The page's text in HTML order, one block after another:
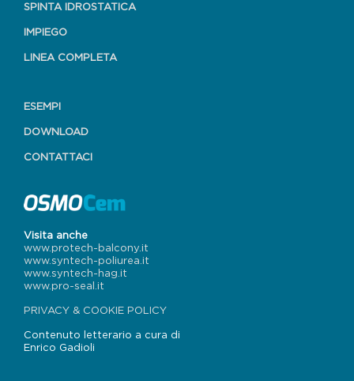
SPINTA IDROSTATICA
IMPIEGO
LINEA COMPLETA
ESEMPI
DOWNLOAD
CONTATTACI
Visita anche
www.protech-balcony.it
www.syntech-poliurea.it
www.syntech-hag.it
www.pro-seal.it
PRIVACY & COOKIE POLICY
Contenuto letterario a cura di
Enrico Gadioli